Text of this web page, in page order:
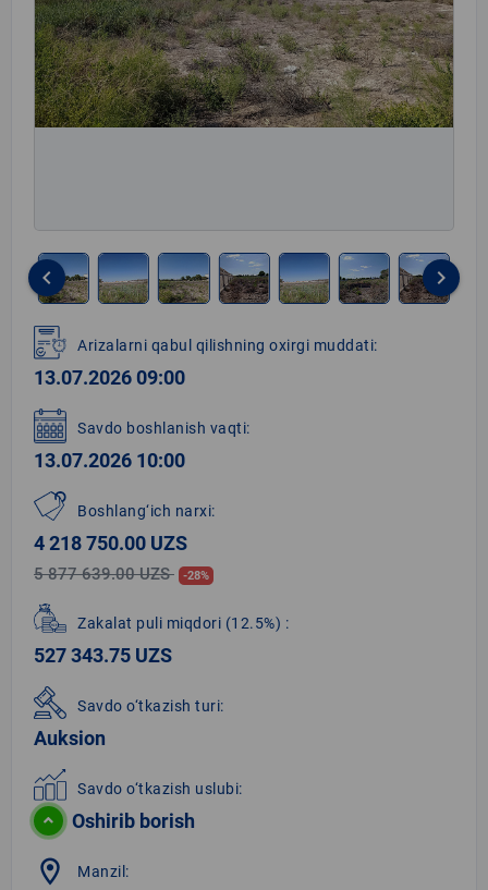
1
of
8
keyboard_arrow_left keyboard_arrow_right
Arizalarni qabul qilishning oxirgi muddati:
13.07.2026 09:00
Savdo boshlanish vaqti:
13.07.2026 10:00
Boshlang‘ich narxi:
4 218 750.00 UZS
5 877 639.00 UZS -28%
Zakalat puli miqdori (12.5%) :
527 343.75 UZS
Savdo o‘tkazish turi:
Auksion
Savdo o‘tkazish uslubi:
Oshirib borish
location_on Manzil: